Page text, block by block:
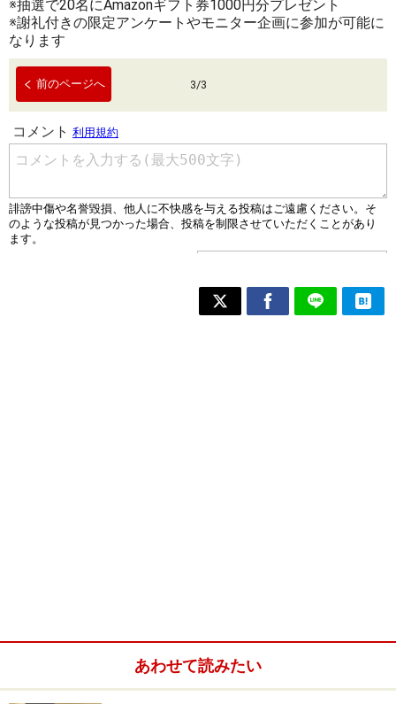
※抽選で20名にAmazonギフト券1000円分プレゼント
※謝礼付きの限定アンケートやモニター企画に参加が可能に
なります
前のページへ 3/3
あわせて読みたい